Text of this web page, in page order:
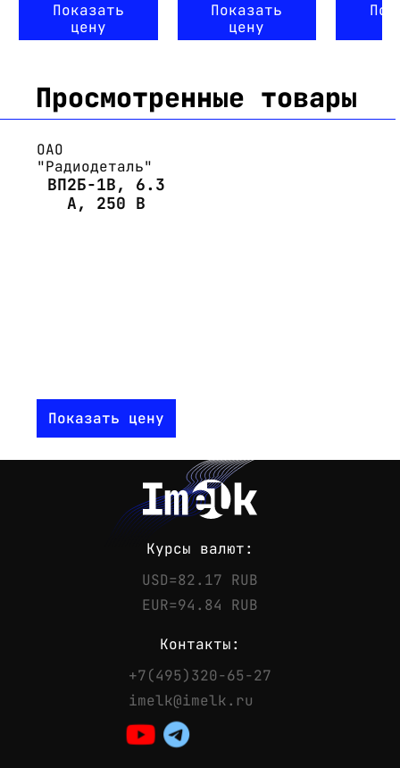
Контакты
+7(495)320-65-27
Email: imelk@imelk.ru
Показать
цену
Показать
цену
Просмотренные товары
ОАО
"Радиодеталь"
ВП2Б-1В, 6.3
А, 250 В
Показать цену
Курсы валют:
USD=82.17 RUB
EUR=94.84 RUB
Контакты:
+7(495)320-65-27
imelk@imelk.ru